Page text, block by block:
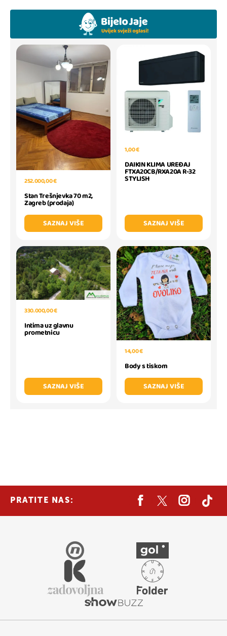
252.000,00 €
Stan Trešnjevka 70 m2,
Zagreb (prodaja)
SAZNAJ VIŠE
1,00 €
DAIKIN KLIMA UREĐAJ
FTXA20CB/RXA20A R-32
STYLISH
SAZNAJ VIŠE
330.000,00 €
Intima uz glavnu
prometnicu
SAZNAJ VIŠE
14,00 €
Body s tiskom
SAZNAJ VIŠE
PRATITE NAS: